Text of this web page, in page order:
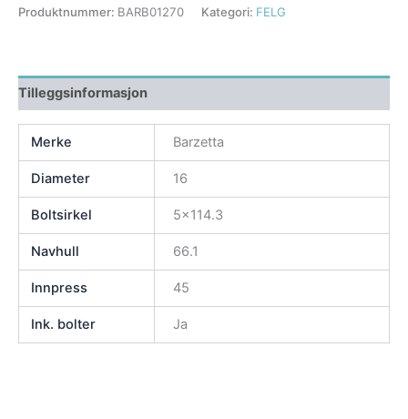
Produktnummer: BARB01270 Kategori: FELG
Tilleggsinformasjon
Merke Barzetta
Diameter 16
Boltsirkel 5×114.3
Navhull 66.1
Innpress 45
Ink. bolter Ja